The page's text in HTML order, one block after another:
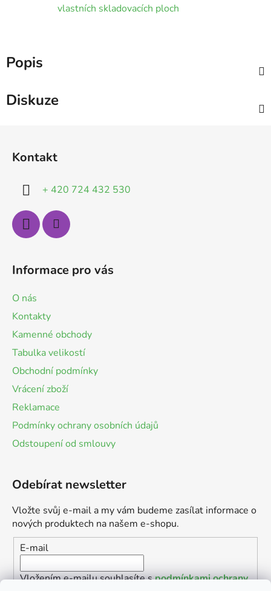
vlastních skladovacích ploch
Popis
Diskuze
Kontakt
+ 420 724 432 530
Informace pro vás
O nás
Kontakty
Kamenné obchody
Tabulka velikostí
Obchodní podmínky
Vrácení zboží
Reklamace
Podmínky ochrany osobních údajů
Odstoupení od smlouvy
Odebírat newsletter
Vložte svůj e-mail a my vám budeme zasílat informace o
nových produktech na našem e-shopu.
E-mail
Vložením e-mailu souhlasíte spodmínkami ochrany